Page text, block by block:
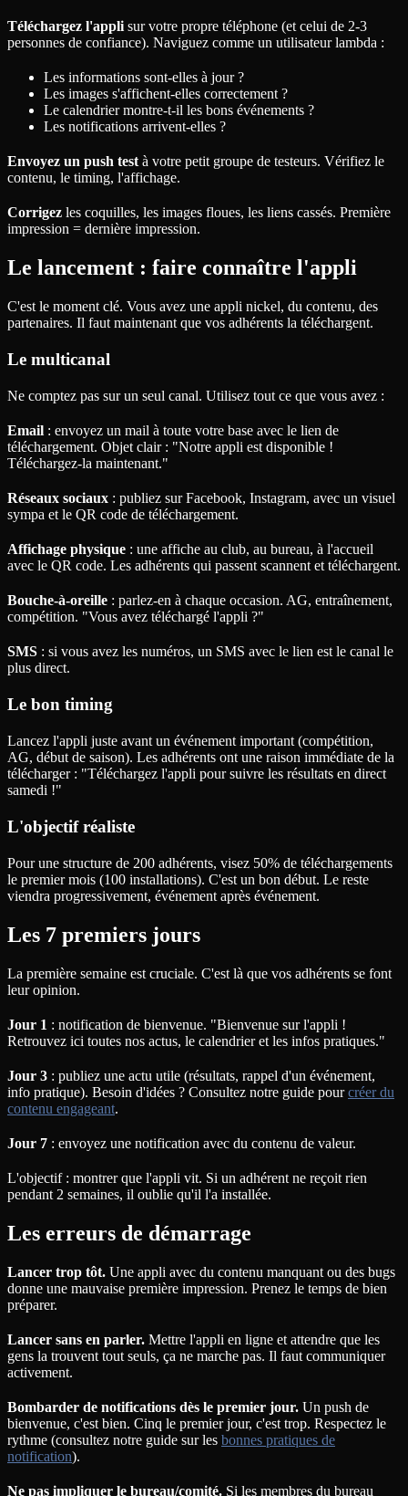
Téléchargez l'appli sur votre propre téléphone (et celui de 2-3
personnes de confiance). Naviguez comme un utilisateur lambda :
Les informations sont-elles à jour ?
Les images s'affichent-elles correctement ?
Le calendrier montre-t-il les bons événements ?
Les notifications arrivent-elles ?
Envoyez un push test à votre petit groupe de testeurs. Vérifiez le
contenu, le timing, l'affichage.
Corrigez les coquilles, les images floues, les liens cassés. Première
impression = dernière impression.
Le lancement : faire connaître l'appli
C'est le moment clé. Vous avez une appli nickel, du contenu, des
partenaires. Il faut maintenant que vos adhérents la téléchargent.
Le multicanal
Ne comptez pas sur un seul canal. Utilisez tout ce que vous avez :
Email : envoyez un mail à toute votre base avec le lien de
téléchargement. Objet clair : "Notre appli est disponible !
Téléchargez-la maintenant."
Réseaux sociaux : publiez sur Facebook, Instagram, avec un visuel
sympa et le QR code de téléchargement.
Affichage physique : une affiche au club, au bureau, à l'accueil
avec le QR code. Les adhérents qui passent scannent et téléchargent.
Bouche-à-oreille : parlez-en à chaque occasion. AG, entraînement,
compétition. "Vous avez téléchargé l'appli ?"
SMS : si vous avez les numéros, un SMS avec le lien est le canal le
plus direct.
Le bon timing
Lancez l'appli juste avant un événement important (compétition,
AG, début de saison). Les adhérents ont une raison immédiate de la
télécharger : "Téléchargez l'appli pour suivre les résultats en direct
samedi !"
L'objectif réaliste
Pour une structure de 200 adhérents, visez 50% de téléchargements
le premier mois (100 installations). C'est un bon début. Le reste
viendra progressivement, événement après événement.
Les 7 premiers jours
La première semaine est cruciale. C'est là que vos adhérents se font
leur opinion.
Jour 1 : notification de bienvenue. "Bienvenue sur l'appli !
Retrouvez ici toutes nos actus, le calendrier et les infos pratiques."
Jour 3 : publiez une actu utile (résultats, rappel d'un événement,
info pratique). Besoin d'idées ? Consultez notre guide pourcréer du
contenu engageant.
Jour 7 : envoyez une notification avec du contenu de valeur.
L'objectif : montrer que l'appli vit. Si un adhérent ne reçoit rien
pendant 2 semaines, il oublie qu'il l'a installée.
Les erreurs de démarrage
Lancer trop tôt. Une appli avec du contenu manquant ou des bugs
donne une mauvaise première impression. Prenez le temps de bien
préparer.
Lancer sans en parler. Mettre l'appli en ligne et attendre que les
gens la trouvent tout seuls, ça ne marche pas. Il faut communiquer
activement.
Bombarder de notifications dès le premier jour. Un push de
bienvenue, c'est bien. Cinq le premier jour, c'est trop. Respectez le
rythme (consultez notre guide sur les bonnes pratiques de
notification).
Ne pas impliquer le bureau/comité. Si les membres du bureau